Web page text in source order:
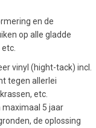
en de
op alle gladde
vinyl (hight-tack) incl.
tegen allerlei
etc.
5 jaar
de oplossing